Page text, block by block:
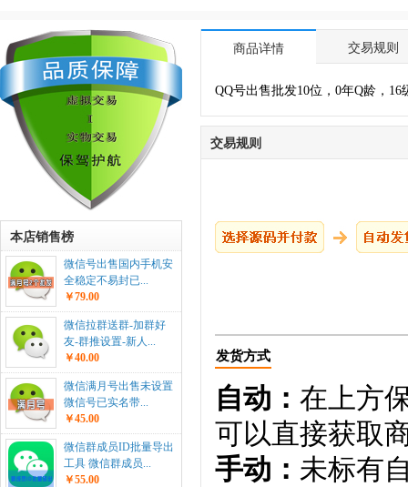
本店销售榜
微信号出售国内手机安
全稳定不易封已...
￥79.00
微信拉群送群-加群好
友-群推设置-新人...
￥40.00
微信满月号出售未设置
微信号已实名带...
￥45.00
微信群成员ID批量导出
工具 微信群成员...
￥55.00
商品详情 交易规则
QQ号出售批发10位，0年Q龄，
交易规则
发货方式
自动： 在上方
可以直接获取
手动： 未标有